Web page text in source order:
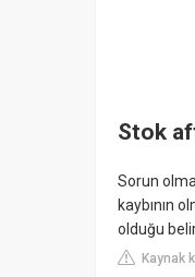
Stok
Sorun
kaybının
olduğu
Kaynak